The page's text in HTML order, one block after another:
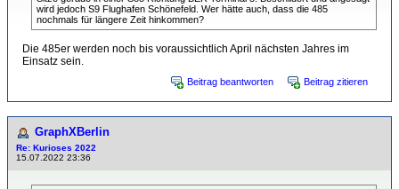
wird jedoch S9 Flughafen Schönefeld. Wer hätte auch, dass die 485
nochmals für längere Zeit hinkommen?
Die 485er werden noch bis voraussichtlich April nächsten Jahres im
Einsatz sein.
Beitrag beantworten Beitrag zitieren
GraphXBerlin
Re: Kurioses 2022
15.07.2022 23:36